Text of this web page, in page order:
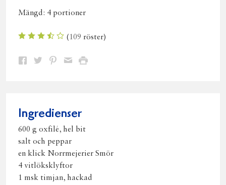
Mängd: 4 portioner
(109 röster)
Dela Dela Dela DelaSkriv
Ingredienser
600 g oxfilé, hel bit
salt och peppar
en klick Norrmejerier Smör
4 vitlöksklyftor
1 msk timjan, hackad